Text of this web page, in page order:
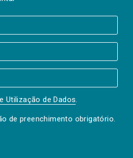
Utilização de Dados.
de preenchimento obrigatório.